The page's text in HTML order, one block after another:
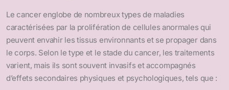
Le cancer englobe de nombreux types de maladies
caractérisées par la prolifération de cellules anormales qui
peuvent envahir les tissus environnants et se propager dans
le corps. Selon le type et le stade du cancer, les traitements
varient, mais ils sont souvent invasifs et accompagnés
d’effets secondaires physiques et psychologiques, tels que :